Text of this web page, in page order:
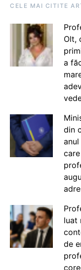
CELE MAI CITITE
Olt,
a
din
luat
de